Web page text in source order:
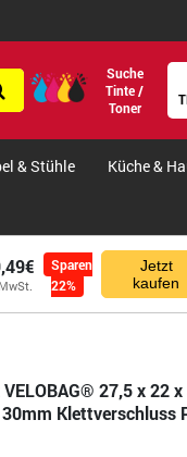
Suche
Tinte /
Toner
& Stühle Küche &
Sparen
22%
Jetzt
kaufen
27,5 x 22
Klettverschluss